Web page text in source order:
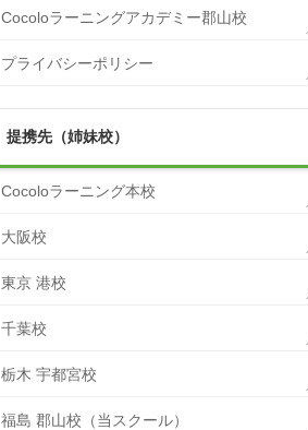
Cocoloラーニングアカデミー郡山校
プライバシーポリシー
提携先（姉妹校）
Cocoloラーニング本校
大阪校
東京 港校
千葉校
栃木 宇都宮校
福島 郡山校（当スクール）